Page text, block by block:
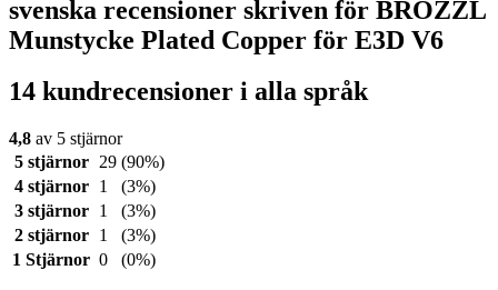
svenska recensioner skriven för BROZZL
Munstycke Plated Copper för E3D V6
14 kundrecensioner i alla språk
4,8 av 5 stjärnor
5 stjärnor
29 (90%)
4 stjärnor
1
(3%)
3 stjärnor
1
(3%)
2 stjärnor
1
(3%)
1 Stjärnor 0 (0%)